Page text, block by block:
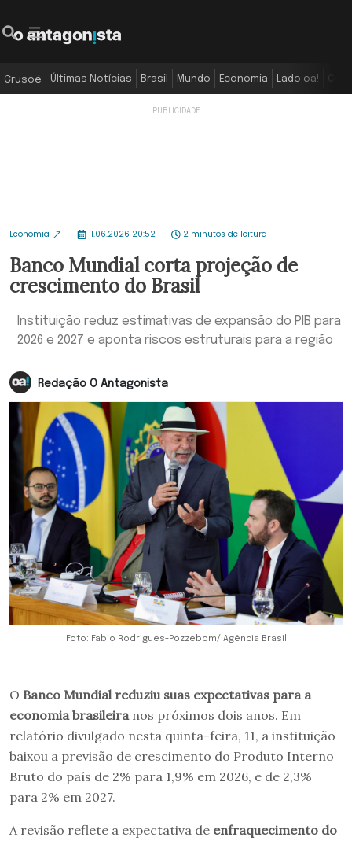
Crusoé Últimas Notícias Brasil Mundo Economia Lado oa!
Economia 11.06.2026 20:52 2 minutos de leitura
Banco Mundial corta projeção de
crescimento do Brasil
Instituição reduz estimativas de expansão do PIB para
2026 e 2027 e aponta riscos estruturais para a região
Redação O Antagonista
Foto: Fabio Rodrigues-Pozzebom/ Agência Brasil
O Banco Mundial reduziu suas expectativas para a
economia brasileira nos próximos dois anos. Em
relatório divulgado nesta quinta-feira, 11, a instituição
baixou a previsão de crescimento do Produto Interno
Bruto do país de 2% para 1,9% em 2026, e de 2,3%
para 2% em 2027.
A revisão reflete a expectativa de enfraquecimento do